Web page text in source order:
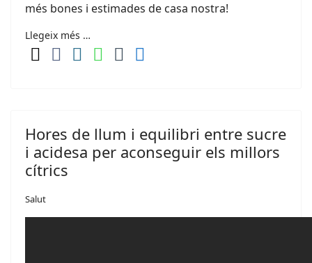
més bones i estimades de casa nostra!
Llegeix més …
Hores de llum i equilibri entre sucre
i acidesa per aconseguir els millors
cítrics
Salut